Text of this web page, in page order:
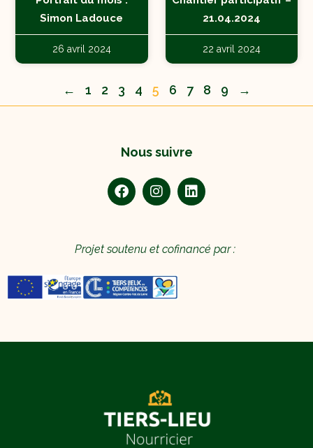
Simon Ladouce
26 avril 2024
21.04.2024
22 avril 2024
← 1 2 3 4 5 6 7 8 9 →
Nous suivre
Projet soutenu et cofinancé par :